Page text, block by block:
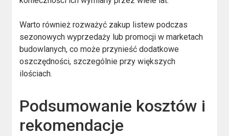
Warto również rozważyć zakup listew podczas
sezonowych wyprzedaży lub promocji w marketach
budowlanych, co może przynieść dodatkowe
oszczędności, szczególnie przy większych
ilościach.
Podsumowanie kosztów i
rekomendacje